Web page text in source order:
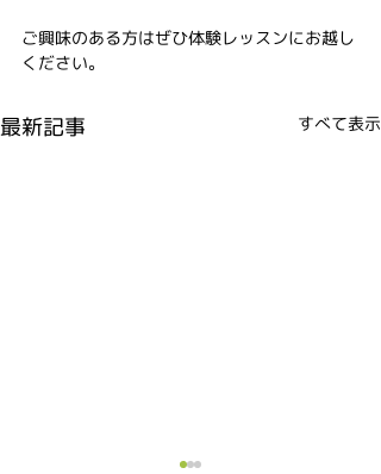
ご興味のある方はぜひ体験レッスンにお越し
ください。
最新記事 すべて表示